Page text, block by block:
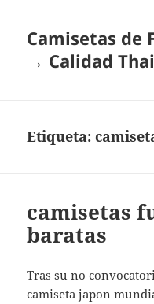
Camisetas de
→ Calidad
Etiqueta:
camisetas
baratas
Tras su no
camiseta japon